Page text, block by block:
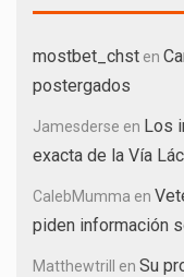
mostbet_chst en
postergados
Jamesderse en Los
exacta de la Vía
CalebMumma en
piden información
Matthewtrill en Su